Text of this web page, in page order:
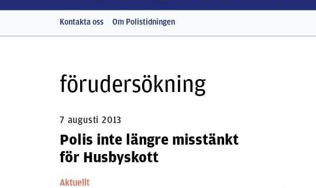
Kontakta oss Om Polistidningen
förudersökning
7 augusti 2013
Polis inte längre misstänkt
för Husbyskott
Aktuellt